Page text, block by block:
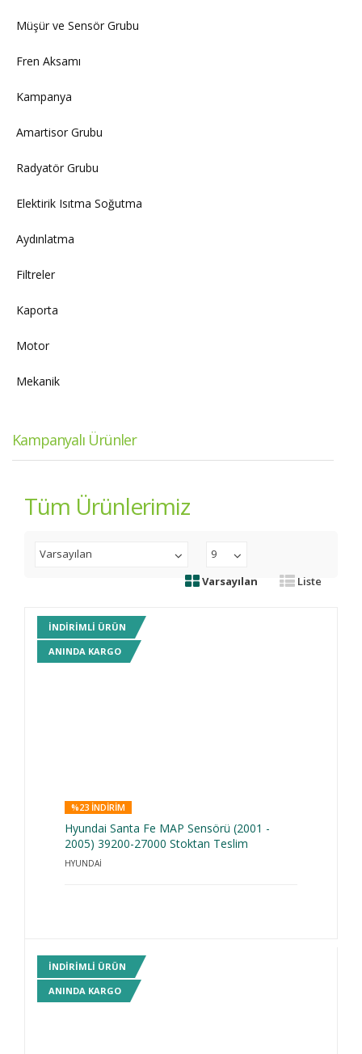
Müşür ve Sensör Grubu
Fren Aksamı
Kampanya
Amartisor Grubu
Radyatör Grubu
Elektirik Isıtma Soğutma
Aydınlatma
Filtreler
Kaporta
Motor
Mekanik
Kampanyalı Ürünler
Tüm Ürünlerimiz
Varsayılan
9
Varsayılan
Liste
INDIRIMLI ÜRÜN
ANINDA KARGO
%23 INDIRIM
Hyundai Santa Fe MAP Sensörü (2001 -
2005) 39200-27000 Stoktan Teslim
HYUNDAİ
INDIRIMLI ÜRÜN
ANINDA KARGO